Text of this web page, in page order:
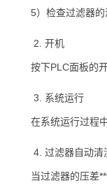
5）检查过滤器的
开机
按下PLC面板的
系统运行
在系统运行过程
过滤器自动清
当过滤器的压差